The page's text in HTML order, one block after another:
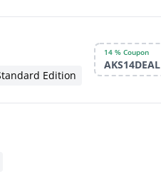
Edition
14 % Coupon
AKS14DEAL